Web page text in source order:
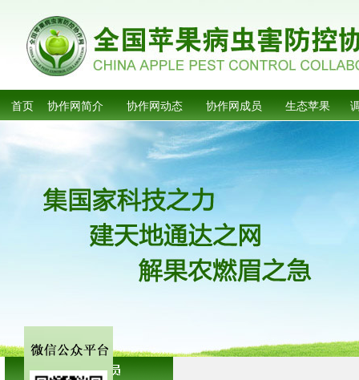
首页 协作网简介 协作网动态 协作网成员 生态苹果